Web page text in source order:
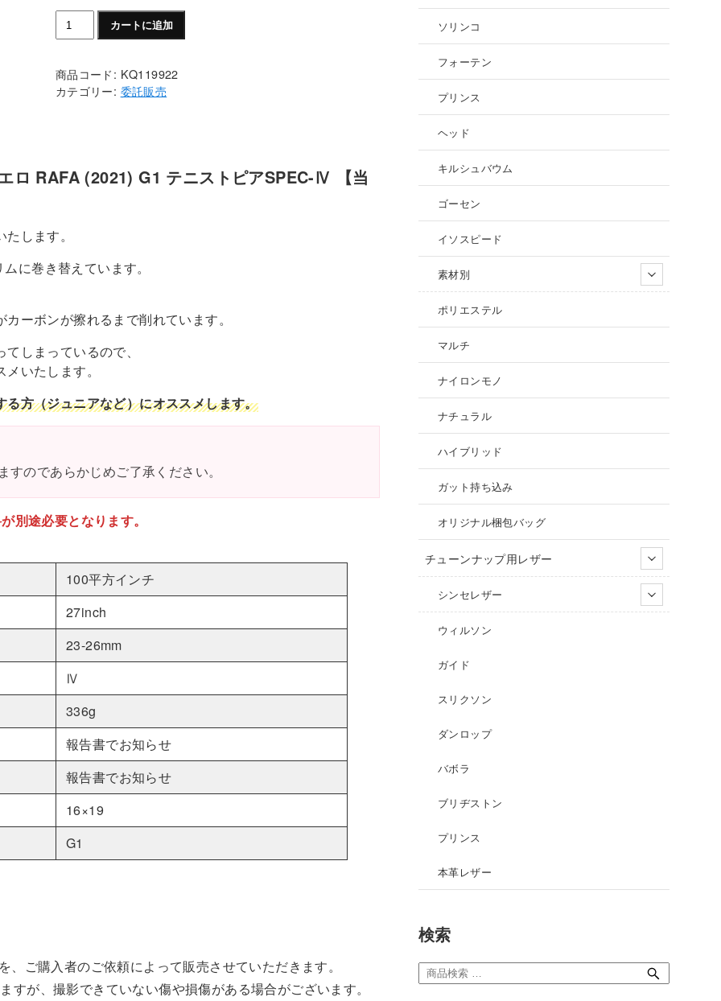
【中
古
委
託
ピ
ア
ロ
(2021)
G1
テ
ニ
ト
ピ
SPEC-
Ⅳ
【当
ジ
ニ
ア
吉
本
楽
使
用】
個
カートに追加
商品コード: KQ119922
カテゴリー: 委託販売
ロ RAFA (2021) G1 テニストピアSPEC-Ⅳ 【当
します。
に巻き替えています。
ーボンが擦れるまで削れています。
しまっているので、
いたします。
方（ジュニアなど）にオススメします。
のであらかじめご了承ください。
別途必要となります。
100平方インチ
27inch
23-26mm
Ⅳ
336g
報告書でお知らせ
報告書でお知らせ
16×19
G1
ご購入者のご依頼によって販売させていただきます。
が、撮影できていない傷や損傷がある場合がございます。
ソリンコ
フォーテン
プリンス
ヘッド
キルシュバウム
ゴーセン
イソスピード
素材別
ポリエステル
マルチ
ナイロンモノ
ナチュラル
ハイブリッド
ガット持ち込み
オリジナル梱包バッグ
チューンナップ用レザー
シンセレザー
ウィルソン
ガイド
スリクソン
ダンロップ
バボラ
ブリヂストン
プリンス
本革レザー
検索
検
索